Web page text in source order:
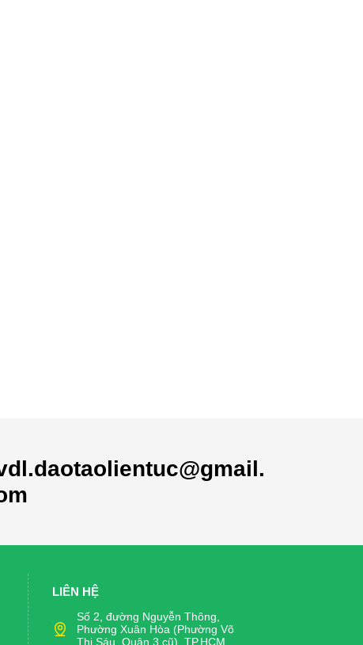
LIÊN HỆ
Số 2, đường Nguyễn Thông,
Phường Xuân Hòa (Phường Võ
Thị Sáu, Quận 3 cũ), TP.HCM